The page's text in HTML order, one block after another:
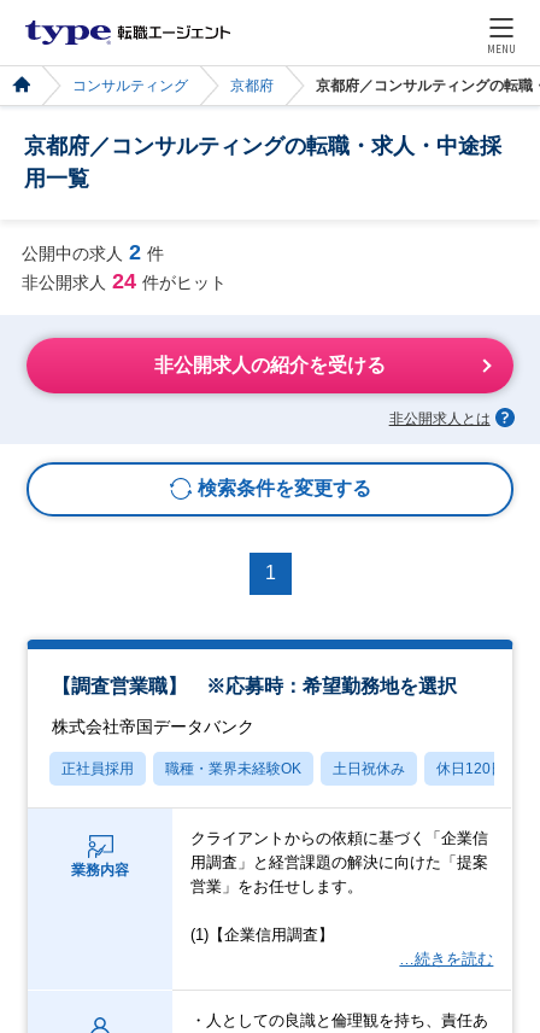
MENU
コンサルティング 京都府 京都府／コンサルティングの転職
京都府／コンサルティングの転職・求人・中途採
用一覧
公開中の求人 2 件
非公開求人 24 件がヒット
非公開求人の紹介を受ける
非公開求人とは
検索条件を変更する
1
【調査営業職】 ※応募時：希望勤務地を選択
株式会社帝国データバンク
正社員採用 職種・業界未経験OK 土日祝休み 休日120日以上
業務内容
クライアントからの依頼に基づく「企業信
用調査」と経営課題の解決に向けた「提案
営業」をお任せします。
(1)【企業信用調査】
…続きを読む
・人としての良識と倫理観を持ち、責任あ